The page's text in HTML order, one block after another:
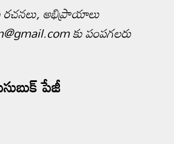
రచనలు, అభిప్రాయాలు
కు పంపగలరు
పేజీ